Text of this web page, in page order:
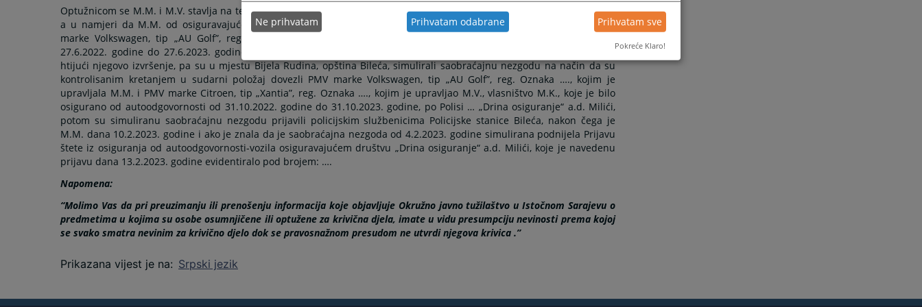
Optužnicom se M.M. i M.V. stavlja na teret da su dana 4. februara 2023. godine, po prethodnom zajedničkom dogovoru,
a u namjeri da M.M. od osiguravajućeg društva „Drina osiguranje“ a.d. Milići naplati osiguranu sumu, oštetili PMV
marke Volkswagen, tip „AU Golf”, reg. oznaka …., vlasništvo M.M., koje je bilo osigurano od autoodgovornosti od
27.6.2022. godine do 27.6.2023. godine, po Polisi …. „Drina osiguranje“ a.d. Milići, svjesni zabranjenosti svog djela i
htijući njegovo izvršenje, pa su u mjestu Bijela Rudina, opština Bileća, simulirali saobraćajnu nezgodu na način da su
kontrolisanim kretanjem u sudarni položaj dovezli PMV marke Volkswagen, tip „AU Golf”, reg. Oznaka …., kojim je
upravljala M.M. i PMV marke Citroen, tip „Xantia”, reg. Oznaka …., kojim je upravljao M.V., vlasništvo M.K., koje je bilo
osigurano od autoodgovornosti od 31.10.2022. godine do 31.10.2023. godine, po Polisi … „Drina osiguranje“ a.d. Milići,
potom su simuliranu saobraćajnu nezgodu prijavili policijskim službenicima Policijske stanice Bileća, nakon čega je
M.M. dana 10.2.2023. godine i ako je znala da je saobraćajna nezgoda od 4.2.2023. godine simulirana podnijela Prijavu
štete iz osiguranja od autoodgovornosti-vozila osiguravajućem društvu „Drina osiguranje“ a.d. Milići, koje je navedenu
prijavu dana 13.2.2023. godine evidentiralo pod brojem: ….
Napomena:
“Molimo Vas da pri preuzimanju ili prenošenju informacija koje objavljuje Okružno javno tužilaštvo u Istočnom Sarajevu o
predmetima u kojima su osobe osumnjičene ili optužene za krivična djela, imate u vidu presumpciju nevinosti prema kojoj
se svako smatra nevinim za krivično djelo dok se pravosnažnom presudom ne utvrdi njegova krivica .”
Prikazana vijest je na: Srpski jezik
Ne prihvatam Prihvatam odabrane Prihvatam sve
Pokreće Klaro!